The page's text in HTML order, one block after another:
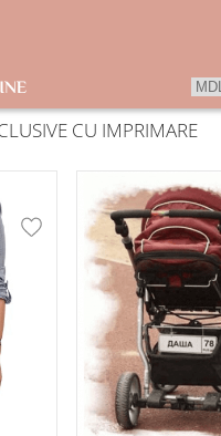
CU IMPRIMARE